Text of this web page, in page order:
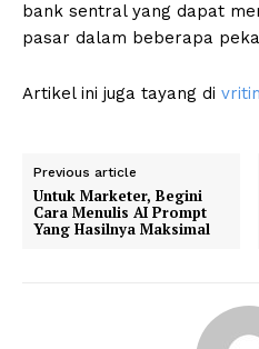
bank sentral yang dapat
pasar dalam beberapa
Artikel ini juga tayang di
Previous article
Untuk Marketer, Begini
Cara Menulis AI Prompt
Yang Hasilnya Maksimal